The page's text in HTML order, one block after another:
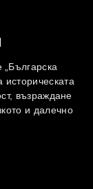
историческата
възраждане
и далечно